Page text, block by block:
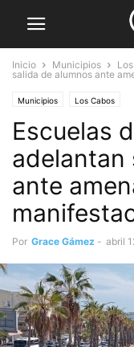
Inicio Municipios
salida de alumnos ante
Municipios Los Cabos
Escuelas
adelantan
ante
Por Grace Gámez - abril